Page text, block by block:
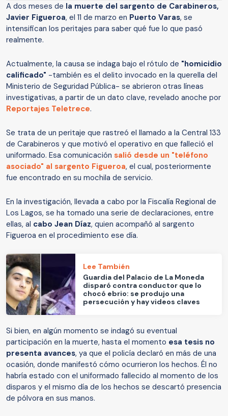
A dos meses de la muerte del sargento de Carabineros,
Javier Figueroa, el 11 de marzo en Puerto Varas, se
intensifican los peritajes para saber qué fue lo que pasó
realmente.
Actualmente, la causa se indaga bajo el rótulo de "homicidio
calificado" -también es el delito invocado en la querella del
Ministerio de Seguridad Pública- se abrieron otras líneas
investigativas, a partir de un dato clave, revelado anoche por
Reportajes Teletrece.
Se trata de un peritaje que rastreó el llamado a la Central 133
de Carabineros y que motivó el operativo en que falleció el
uniformado. Esa comunicación salió desde un "teléfono
asociado" al sargento Figueroa, el cual, posteriormente
fue encontrado en su mochila de servicio.
En la investigación, llevada a cabo por la Fiscalía Regional de
Los Lagos, se ha tomado una serie de declaraciones, entre
ellas, al cabo Jean Díaz, quien acompañó al sargento
Figueroa en el procedimiento ese día.
Lee También
Guardia del Palacio de La Moneda
disparó contra conductor que lo
chocó ebrio: se produjo una
persecución y hay videos claves
Si bien, en algún momento se indagó su eventual
participación en la muerte, hasta el momento esa tesis no
presenta avances, ya que el policía declaró en más de una
ocasión, donde manifestó cómo ocurrieron los hechos. Él no
habría estado con el uniformado fallecido al momento de los
disparos y el mismo día de los hechos se descartó presencia
de pólvora en sus manos.